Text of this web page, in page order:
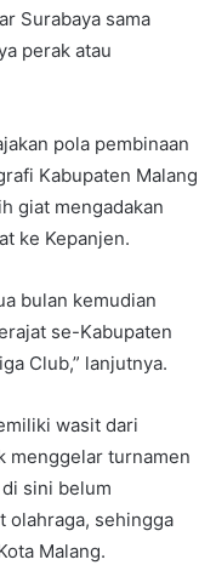
Surabaya sama
perak atau
pola pembinaan
Kabupaten Malang
giat mengadakan
ke Kepanjen.
bulan kemudian
se-Kabupaten
Club,” lanjutnya.
wasit dari
menggelar turnamen
sini belum
olahraga, sehingga
Malang.